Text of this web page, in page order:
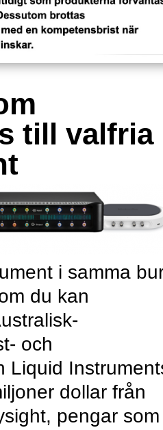
till valfria
i samma
du kan
och
Liquid
dollar från
pengar som